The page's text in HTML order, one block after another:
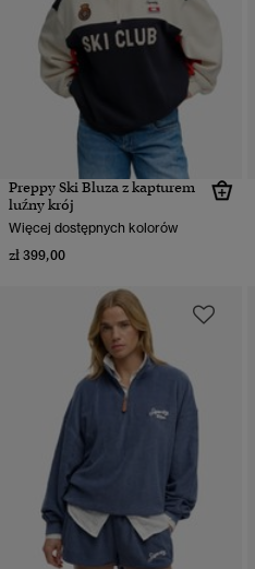
Preppy Ski Bluza z kapturem
luźny krój
Więcej dostępnych kolorów
zł 399,00